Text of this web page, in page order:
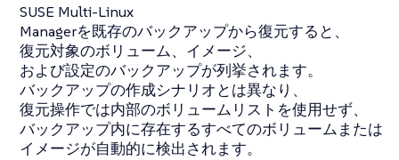
SUSE Multi-Linux
Managerを既存のバックアップから復元すると、
復元対象のボリューム、イメージ、
および設定のバックアップが列挙されます。
バックアップの作成シナリオとは異なり、
復元操作では内部のボリュームリストを使用せず、
バックアップ内に存在するすべてのボリュームまたは
イメージが自動的に検出されます。